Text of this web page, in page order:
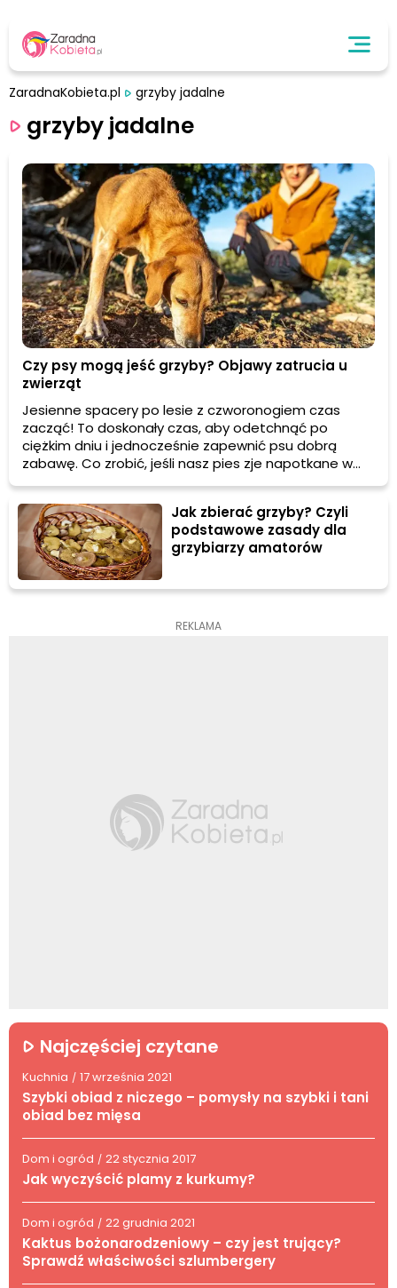
ZaradnaKobieta.pl grzyby jadalne
grzyby jadalne
Czy psy mogą jeść grzyby? Objawy zatrucia u
zwierząt
Jesienne spacery po lesie z czworonogiem czas
zacząć! To doskonały czas, aby odetchnąć po
ciężkim dniu i jednocześnie zapewnić psu dobrą
zabawę. Co zrobić, jeśli nasz pies zje napotkane w
lesie grzyby? Czy może się rozchorować?
Jak zbierać grzyby? Czyli
podstawowe zasady dla
grzybiarzy amatorów
REKLAMA
Najczęściej czytane
Kuchnia / 17 września 2021
Szybki obiad z niczego – pomysły na szybki i tani
obiad bez mięsa
Dom i ogród / 22 stycznia 2017
Jak wyczyścić plamy z kurkumy?
Dom i ogród / 22 grudnia 2021
Kaktus bożonarodzeniowy – czy jest trujący?
Sprawdź właściwości szlumbergery